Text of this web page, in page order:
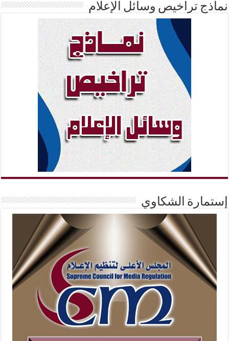
نماذج تراخيص وسائل الإعلام
إستمارة الشكاوي